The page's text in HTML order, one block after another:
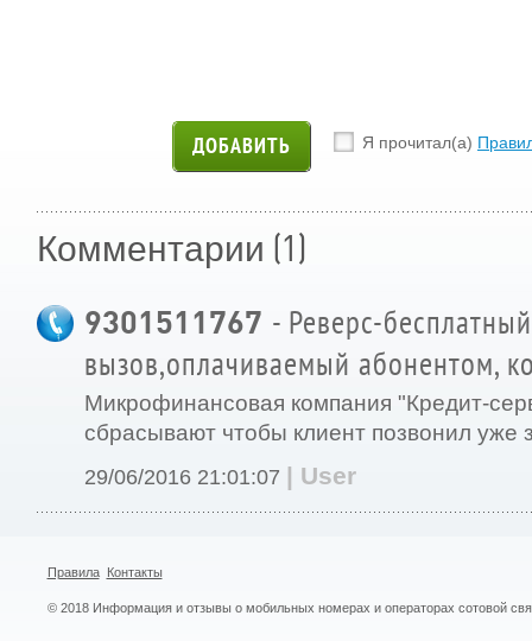
Я прочитал(а)
Комментарии (1)
9301511767 - Реверс-бесплатный
вызов,оплачиваемый абонентом,
Микрофинансовая компания "Кредит-
сбрасывают чтобы клиент позвонил уже
29/06/2016 21:01:07 | User
Правила Контакты
© 2018 Информация и отзывы о мобильных номерах и операторах сотовой